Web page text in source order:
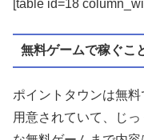
[table id=18
無料ゲームで稼ぐこ
ポイントタウンは無
用意されていて、じ